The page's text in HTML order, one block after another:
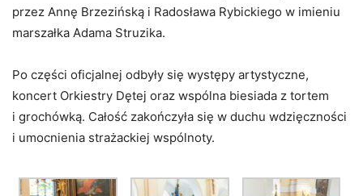
przez Annę Brzezińską i Radosława Rybickiego w imieniu
marszałka Adama Struzika.
Po części oficjalnej odbyły się występy artystyczne,
koncert Orkiestry Dętej oraz wspólna biesiada z tortem
i grochówką. Całość zakończyła się w duchu wdzięczności
i umocnienia strażackiej wspólnoty.